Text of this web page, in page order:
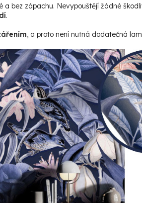
a bez zápachu. Nevypouštějí žádné
.
, a proto není nutná dodatečná